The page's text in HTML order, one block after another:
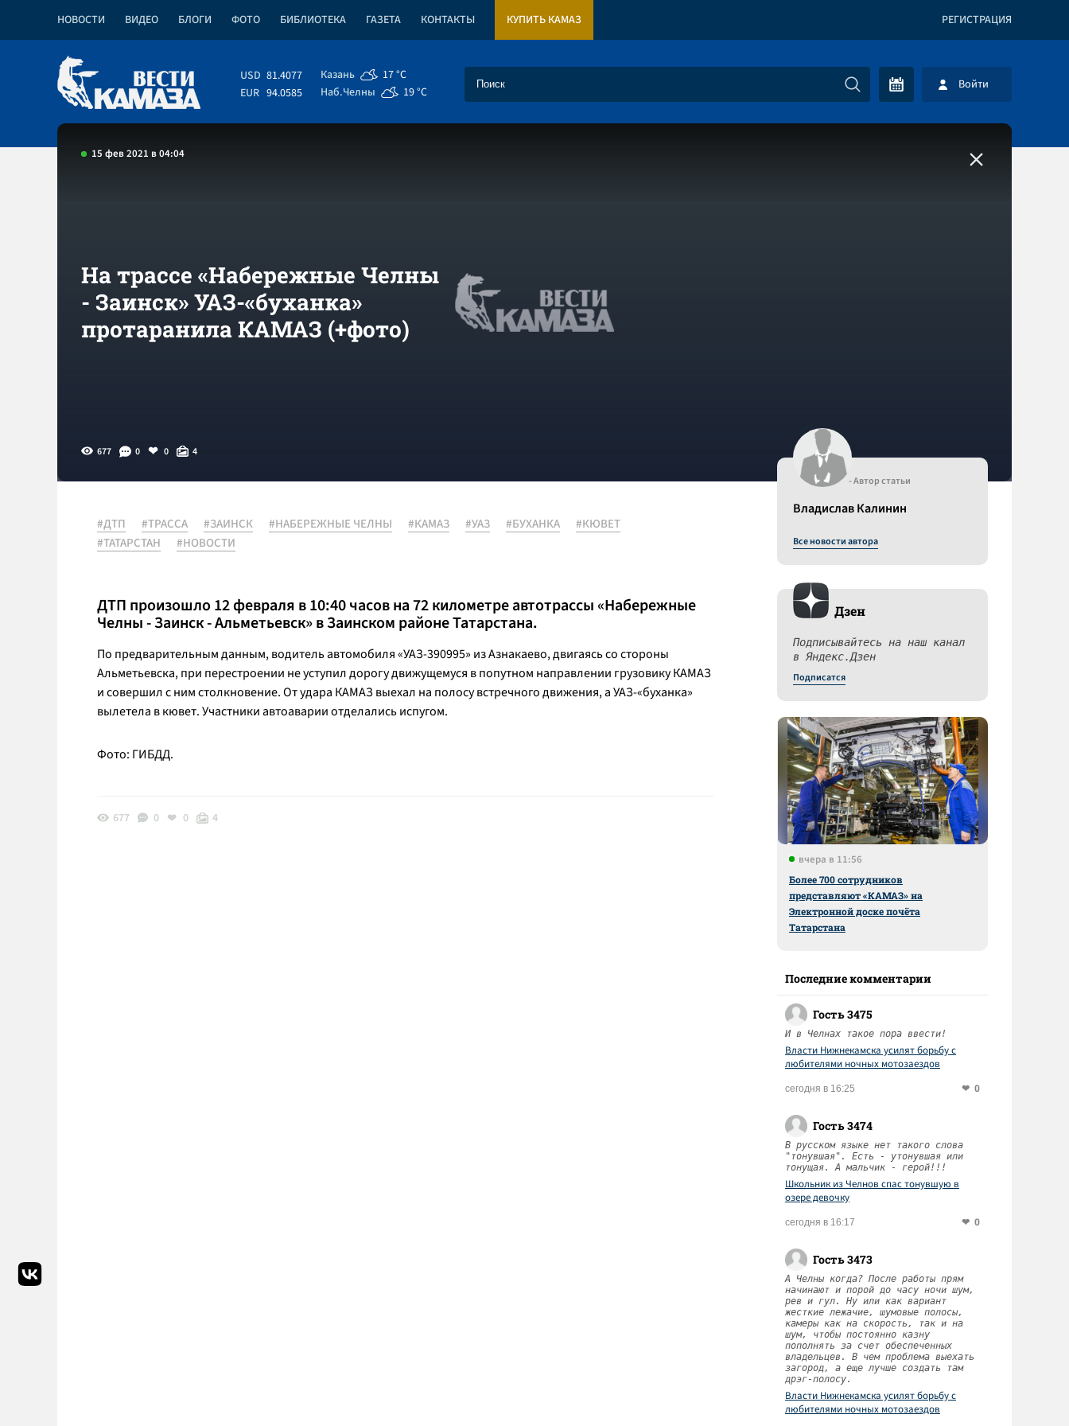
НОВОСТИ ВИДЕО БЛОГИ ФОТО БИБЛИОТЕКА ГАЗЕТА КОНТАКТЫ КУПИТЬ КАМАЗ РЕГИСТРАЦИЯ
USD 81.4077
EUR 94.0585
Казань
17 °C
Наб.Челны
19 °C Войти
15 фев 2021 в 04:04
На трассе «Набережные Челны
- Заинск» УАЗ-«буханка»
протаранила КАМАЗ (+фото)
677 0 0 4
#ДТП #ТРАССА #ЗАИНСК #НАБЕРЕЖНЫЕ ЧЕЛНЫ #КАМАЗ #УАЗ #БУХАНКА
#КЮВЕТ
#ТАТАРСТАН
#НОВОСТИ
ДТП произошло 12 февраля в 10:40 часов на 72 километре автотрассы «Набережные
Челны - Заинск - Альметьевск» в Заинском районе Татарстана.
По предварительным данным, водитель автомобиля «УАЗ-390995» из Азнакаево, двигаясь со стороны
Альметьевска, при перестроении не уступил дорогу движущемуся в попутном направлении грузовику КАМАЗ
и совершил с ним столкновение. От удара КАМАЗ выехал на полосу встречного движения, а УАЗ-«буханка»
вылетела в кювет. Участники автоаварии отделались испугом.
Фото: ГИБДД.
677 0 0 4
- Автор статьи
Владислав Калинин
Все новости автора
Дзен
Подписывайтесь на наш канал
в Яндекс.Дзен
Подписатся
вчера в 11:56
Более 700 сотрудников
представляют «КАМАЗ» на
Электронной доске почёта
Татарстана
Последние комментарии
Гость 3475
И в Челнах такое пора ввести!
Власти Нижнекамска усилят борьбу с
любителями ночных мотозаездов
сегодня в 16:25 0
Гость 3474
В русском языке нет такого слова
"тонувшая". Есть - утонувшая или
тонущая. А мальчик - герой!!!
Школьник из Челнов спас тонувшую в
озере девочку
сегодня в 16:17 0
Гость 3473
А Челны когда? После работы прям
начинают и порой до часу ночи шум,
рев и гул. Ну или как вариант
жесткие лежачие, шумовые полосы,
камеры как на скорость, так и на
шум, чтобы постоянно казну
пополнять за счет обеспеченных
владельцев. В чем проблема выехать
загород, а еще лучше создать там
дрэг-полосу.
Власти Нижнекамска усилят борьбу с
любителями ночных мотозаездов